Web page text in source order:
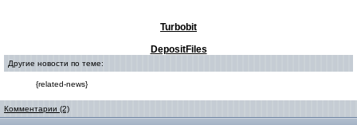
Turbobit
DepositFiles
Другие новости по теме:
{related-news}
Комментарии (2)